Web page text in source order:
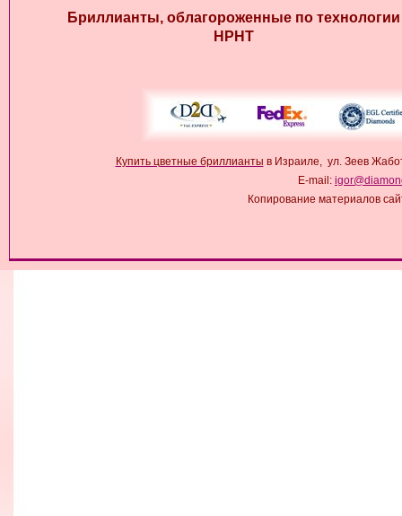
Бриллианты, облагороженные по технологии
HPHT
Купить цветные бриллианты в Израиле, ул. Зеев
E-mail:
Копирование материалов